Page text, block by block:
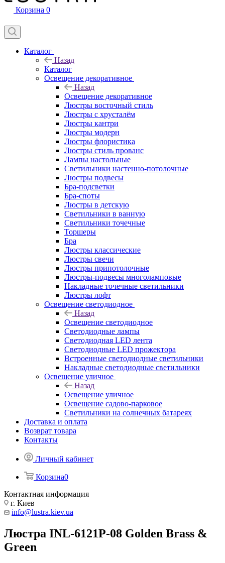
Корзина 0
Каталог
Назад
Каталог
Освещение декоративное
Назад
Освещение декоративное
Люстры восточный стиль
Люстры с хрусталём
Люстры кантри
Люстры модерн
Люстры флористика
Люстры стиль прованс
Лампы настольные
Светильники настенно-потолочные
Люстры подвесы
Бра-подсветки
Бра-споты
Люстры в детскую
Светильники в ванную
Светильники точечные
Торшеры
Бра
Люстры классические
Люстры свечи
Люстры припотолочные
Люстры-подвесы многоламповые
Накладные точечные светильники
Люстры лофт
Освещение светодиодное
Назад
Освещение светодиодное
Светодиодные лампы
Светодиодная LED лента
Светодиодные LED прожектора
Встроенные светодиодные светильники
Накладные светодиодные светильники
Освещение уличное
Назад
Освещение уличное
Освещение садово-парковое
Светильники на солнечных батареях
Доставка и оплата
Возврат товара
Контакты
Личный кабинет
Корзина0
Контактная информация
г. Киев
info@lustra.kiev.ua
Люстра INL-6121P-08 Golden Brass &
Green